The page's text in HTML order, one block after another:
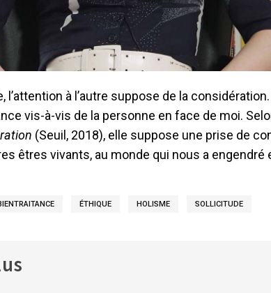
l’attention à l’autre suppose de la
vis-à-vis de la personne en face de moi.
(Seuil, 2018), elle suppose une prise de
êtres vivants, au monde qui nous a engendré
ÉTHIQUE HOLISME SOLLICITUDE